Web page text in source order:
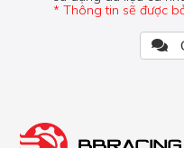
* Thông tin sẽ được